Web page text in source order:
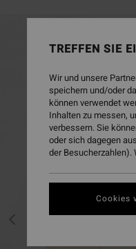
TREFFEN SIE
Wir und unsere
speichern und/oder
können verwendet
Inhalten zu messen,
verbessern. Sie
oder sich dagegen
der
Cookies